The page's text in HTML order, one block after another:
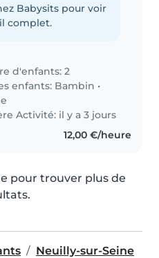
Babysits pour voir
complet.
d'enfants: 2
enfants: Bambin •
Activité: il y a 3 jours
12,00 €/heure
pour trouver plus de
Neuilly-sur-Seine